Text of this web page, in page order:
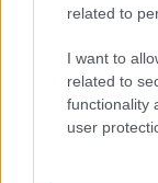
related to
I want to
related to
functionality
user